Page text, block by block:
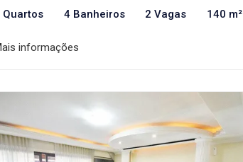
Quartos 4 Banheiros 2 Vagas 140 m²
informações